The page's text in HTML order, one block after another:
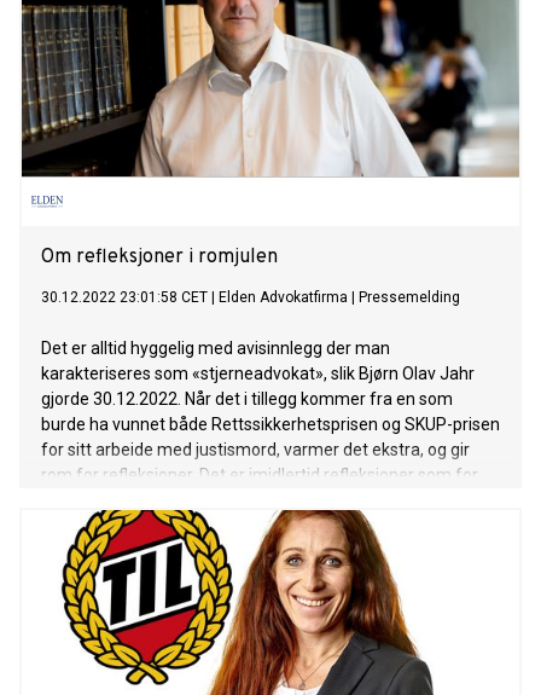
Om refleksjoner i romjulen
30.12.2022 23:01:58 CET Elden Advokatfirma Pressemelding
Det er alltid hyggelig med avisinnlegg der man
karakteriseres som «stjerneadvokat», slik Bjørn Olav Jahr
gjorde 30.12.2022. Når det i tillegg kommer fra en som
burde ha vunnet både Rettssikkerhetsprisen og SKUP-prisen
for sitt arbeide med justismord, varmer det ekstra, og gir
rom for refleksjoner. Det er imidlertid refleksjoner som for